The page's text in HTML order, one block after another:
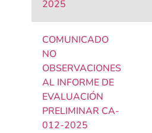
2025
COMUNICADO
NO
OBSERVACIONES
AL INFORME DE
EVALUACIÓN
PRELIMINAR CA-
012-2025